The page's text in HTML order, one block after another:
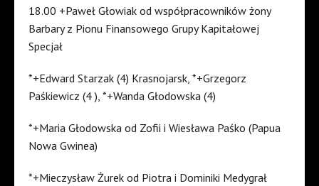
18.00 +Paweł Głowiak od współpracowników żony
Barbary z Pionu Finansowego Grupy Kapitałowej
Specjał
*+Edward Starzak (4) Krasnojarsk, *+Grzegorz
Paśkiewicz (4 ), *+Wanda Głodowska (4)
*+Maria Głodowska od Zofii i Wiesława Paśko (Papua
Nowa Gwinea)
*+Mieczysław Żurek od Piotra i Dominiki Medygrał